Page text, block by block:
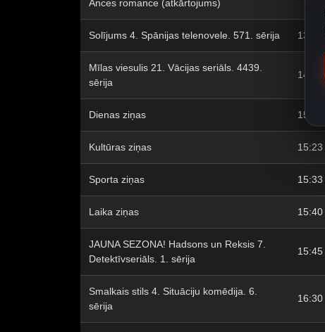
Ances romance (atkārtojums)
Solījums 4. Spānijas telenovele. 571. sērija 13:15
Mīlas viesulis 21. Vācijas seriāls. 4439.
sērija
14:10
Dienas ziņas 15:00
Kultūras ziņas 15:23
Sporta ziņas 15:33
Laika ziņas 15:40
JAUNA SEZONA! Hadsons un Reksis 7.
Detektīvseriāls. 1. sērija
15:45
Smalkais stils 4. Situāciju komēdija. 6.
sērija
16:30